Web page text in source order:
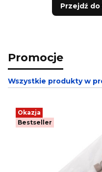
Przejdź
Promocje
Wszystkie produkty w
Okazja
Bestseller